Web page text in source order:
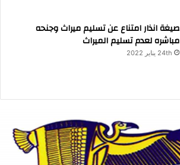
صيغة انذار امتناع عن تسليم ميراث وجنحه
مباشره لعدم تسليم الميراث
24th يناير 2022